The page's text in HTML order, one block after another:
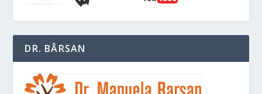
DR. BÂRSAN